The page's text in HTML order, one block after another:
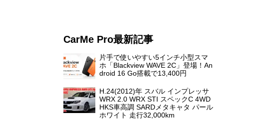
CarMe Pro最新記事
片手で使いやすい5インチ小型スマ
ホ「Blackview WAVE 2C」登場！An
droid 16 Go搭載で13,400円
H.24(2012)年 スバル インプレッサ
WRX 2.0 WRX STI スペックC 4WD
HKS車高調 SARDメタキャタ パール
ホワイト 走行32,000km